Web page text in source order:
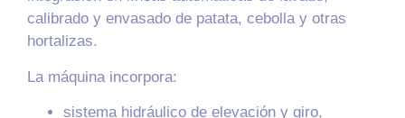
calibrado y envasado de patata, cebolla y otras
hortalizas.
La máquina incorpora:
sistema hidráulico de elevación y giro,